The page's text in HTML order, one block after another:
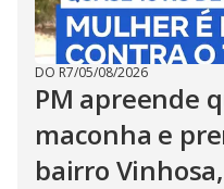
DO R7/05/08/2026
PM apreende
maconha e
bairro